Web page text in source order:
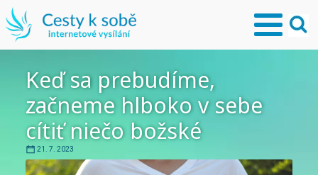
Keď sa prebudíme,
začneme hlboko v sebe
cítiť niečo božské
21. 7. 2023